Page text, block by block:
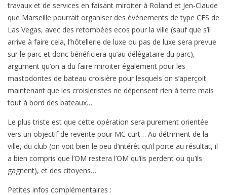
travaux et de services en faisant miroiter à Roland et Jen-Claude
que Marseille pourrait organiser des évènements de type CES de
Las Vegas, avec des retombées ecos pour la ville (sauf que s’il
arrive à faire cela, l’hôtellerie de luxe ou pas de luxe sera prevue
sur le parc et donc bénéficiera qu’au délégataire du parc),
argument qu’on a du faire miroiter également pour les
mastodontes de bateau croisière pour lesquels on s’aperçoit
maintenant que les croisieristes ne dépensent rien à terre mais
tout à bord des bateaux…
Le plus triste est que cette opération sera purement orientée
vers un objectif de revente pour MC curt… Au détriment de la
ville, du club (on voit bien le peu d’intérêt qu’il porte au résultat, il
a bien compris que l’OM restera l’OM qu’ils perdent ou qu’ils
gagnent), et des citoyens…
Petites infos complémentaires :